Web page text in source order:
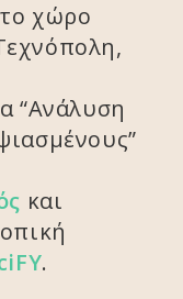
χώρο
“Ανάλυση
και
.